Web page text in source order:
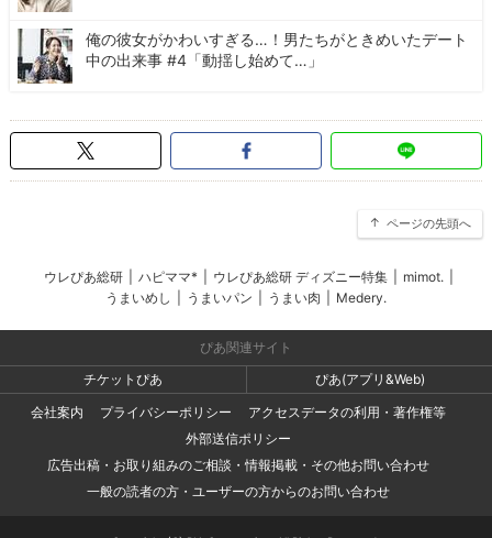
俺の彼女がかわいすぎる…！男たちがときめいたデート
中の出来事 #4「動揺し始めて…」
ページの先頭へ
ウレぴあ総研 ハピママ* ウレぴあ総研 ディズニー特集 mimot.
うまいめし
うまいパン うまい肉 Medery.
ぴあ関連サイト
チケットぴあ
ぴあ(アプリ&Web)
会社案内
プライバシーポリシー
アクセスデータの利用・著作権等
外部送信ポリシー
広告出稿・お取り組みのご相談・情報掲載・その他お問い合わせ
一般の読者の方・ユーザーの方からのお問い合わせ